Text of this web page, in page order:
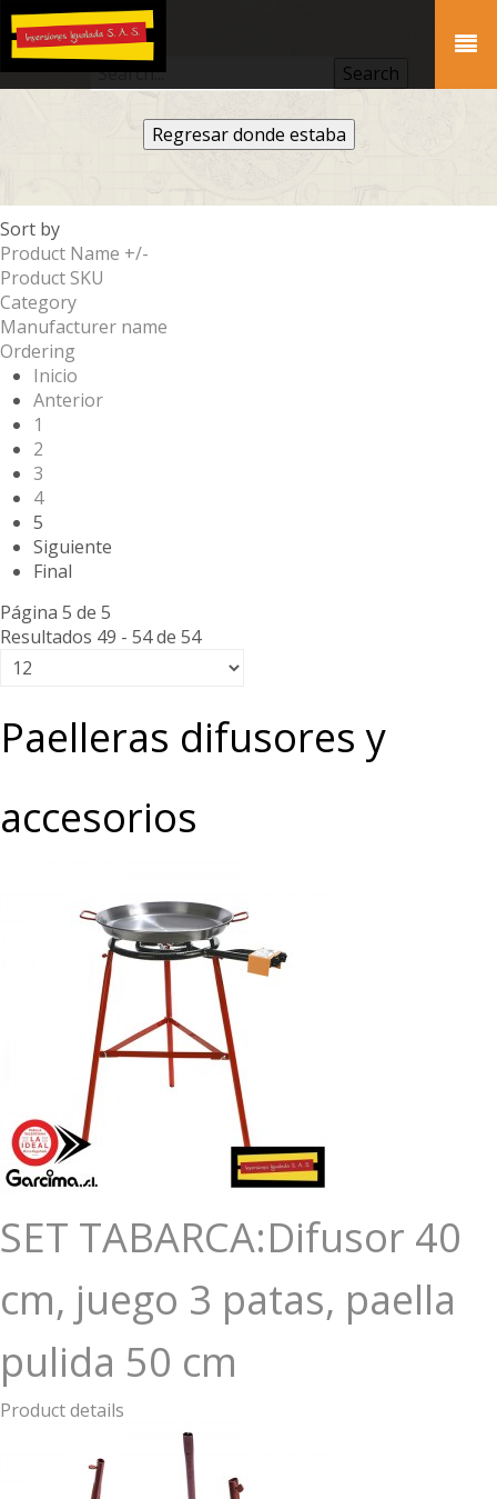
Regresar donde estaba
Sort by
Product Name +/-
Product SKU
Category
Manufacturer name
Ordering
Inicio
Anterior
1
2
3
4
5
Siguiente
Final
Página 5 de 5
Resultados 49 - 54 de 54
Paelleras difusores y
accesorios
SET TABARCA:Difusor 40
cm, juego 3 patas, paella
pulida 50 cm
Product details